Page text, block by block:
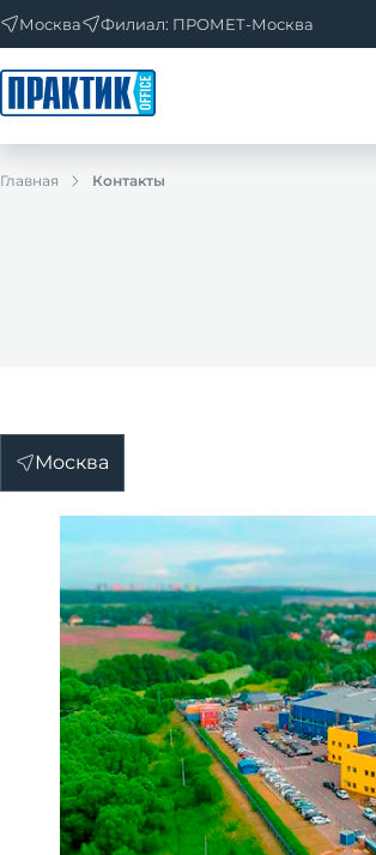
Москва Филиал: ПРОМЕТ-Москва
Главная Контакты
Москва